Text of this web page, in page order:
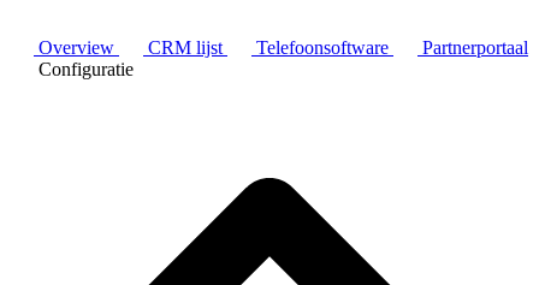
Overview CRM lijst Telefoonsoftware
Partnerportaal
Configuratie